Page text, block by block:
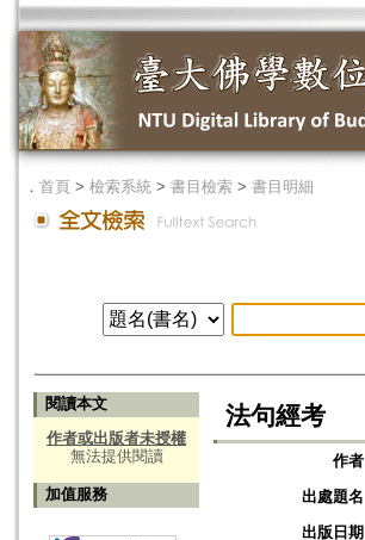
． 首頁 > 檢索系統 > 書目檢索 > 書目明細
閱讀本文
作者或出版者未授權
無法提供閱讀
加值服務
法句經考
作者
出處題名
出版日期